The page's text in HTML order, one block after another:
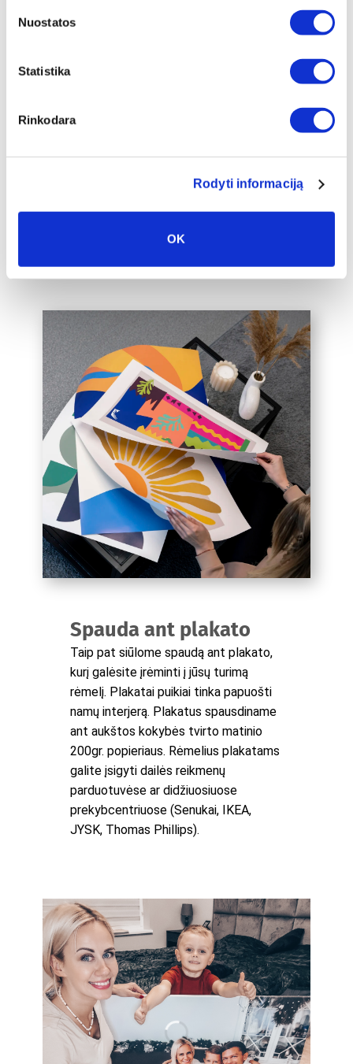
Nuostatos
Statistika
Rinkodara
Rodyti informaciją
OK
įrėminimas
papildomai įrėminti į baltą, juodą arba
pavers dar prabangesniu namų
mumis el. paštu labas@drobiunamai.lt
Spauda ant plakato
Taip pat siūlome spaudą ant plakato,
kurį galėsite įrėminti į jūsų turimą
rėmelį. Plakatai puikiai tinka papuošti
namų interjerą. Plakatus spausdiname
ant aukštos kokybės tvirto matinio
200gr. popieriaus. Rėmelius plakatams
galite įsigyti dailės reikmenų
parduotuvėse ar didžiuosiuose
prekybcentriuose (Senukai, IKEA,
JYSK, Thomas Phillips).